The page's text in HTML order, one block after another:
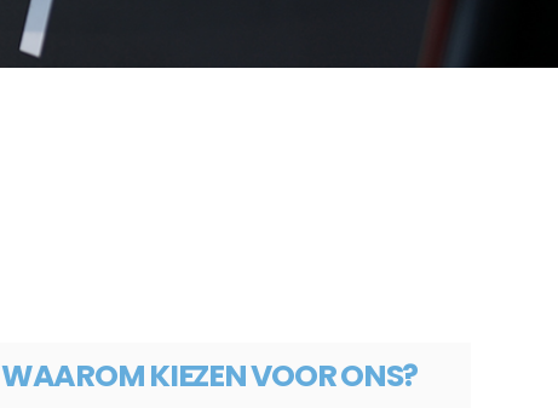
WAAROM KIEZEN VOOR ONS?